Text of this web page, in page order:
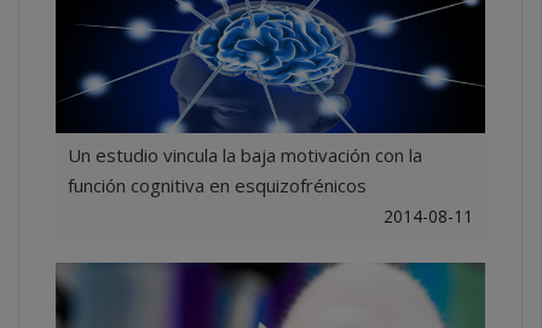
Un estudio vincula la baja motivación con la
función cognitiva en esquizofrénicos
2014-08-11